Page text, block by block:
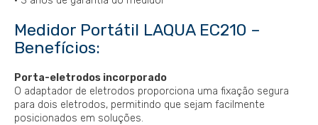
Medidor Portátil LAQUA EC210 –
Benefícios:
Porta-eletrodos incorporado
O adaptador de eletrodos proporciona uma fixação segura
para dois eletrodos, permitindo que sejam facilmente
posicionados em soluções.